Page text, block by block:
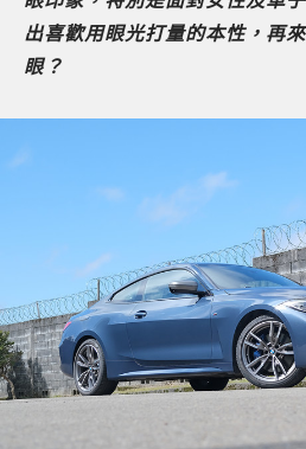
出喜歡用眼光打量的本性，再
眼？